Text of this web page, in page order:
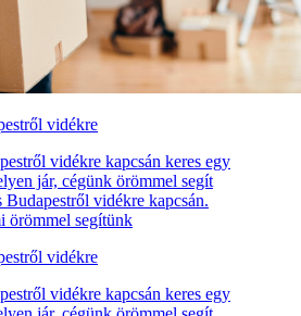
vidékre
vidékre kapcsán keres egy
jár, cégünk örömmel segít
Budapestről vidékre kapcsán.
örömmel segítünk
vidékre
vidékre kapcsán keres egy